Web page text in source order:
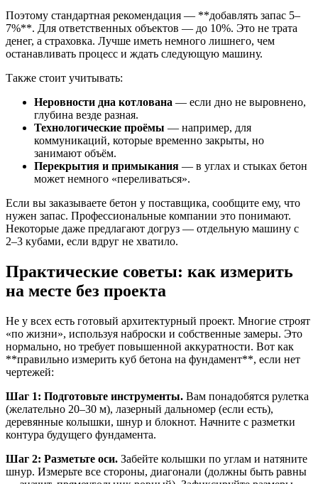
Поэтому стандартная рекомендация — **добавлять запас 5–
7%**. Для ответственных объектов — до 10%. Это не трата
денег, а страховка. Лучше иметь немного лишнего, чем
останавливать процесс и ждать следующую машину.
Также стоит учитывать:
Неровности дна котлована — если дно не выровнено,
глубина везде разная.
Технологические проёмы — например, для
коммуникаций, которые временно закрыты, но
занимают объём.
Перекрытия и примыкания — в углах и стыках бетон
может немного «переливаться».
Если вы заказываете бетон у поставщика, сообщите ему, что
нужен запас. Профессиональные компании это понимают.
Некоторые даже предлагают догруз — отдельную машину с
2–3 кубами, если вдруг не хватило.
Практические советы: как измерить
на месте без проекта
Не у всех есть готовый архитектурный проект. Многие строят
«по жизни», используя наброски и собственные замеры. Это
нормально, но требует повышенной аккуратности. Вот как
**правильно измерить куб бетона на фундамент**, если нет
чертежей:
Шаг 1: Подготовьте инструменты. Вам понадобятся рулетка
(желательно 20–30 м), лазерный дальномер (если есть),
деревянные колышки, шнур и блокнот. Начните с разметки
контура будущего фундамента.
Шаг 2: Разметьте оси. Забейте колышки по углам и натяните
шнур. Измерьте все стороны, диагонали (должны быть равны